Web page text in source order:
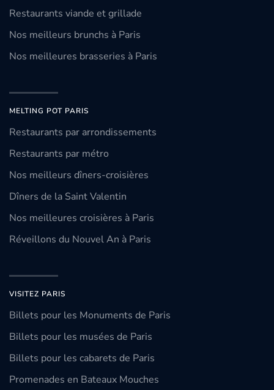
Restaurants viande et grillade
Nos meilleurs brunchs à Paris
Nos meilleures brasseries à Paris
MELTING POT PARIS
Restaurants par arrondissements
Restaurants par métro
Nos meilleurs dîners-croisières
Dîners de la Saint Valentin
Nos meilleures croisières à Paris
Réveillons du Nouvel An à Paris
VISITEZ PARIS
Billets pour les Monuments de Paris
Billets pour les musées de Paris
Billets pour les cabarets de Paris
Promenades en Bateaux Mouches